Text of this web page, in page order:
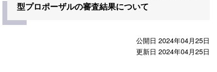
型プロポーザルの審査結果について
公開日 2024年04月25日
更新日 2024年04月25日